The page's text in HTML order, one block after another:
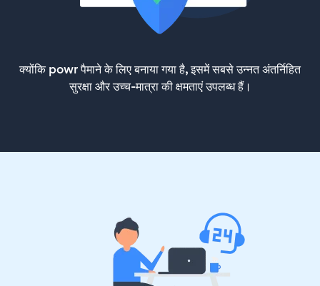
क्योंकि powr पैमाने के लिए बनाया गया है, इसमें सबसे उन्नत अंतर्निहित
सुरक्षा और उच्च-मात्रा की क्षमताएं उपलब्ध हैं।